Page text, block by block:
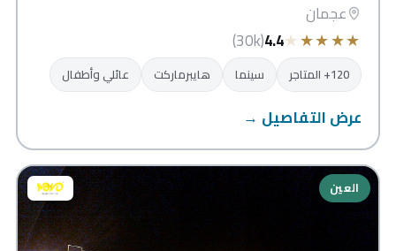
عجمان
★
★
★
★
★
4.4
(30k)
120+ المتاجر سينما هايبرماركت عائلي وأطفال
عرض التفاصيل →
العين